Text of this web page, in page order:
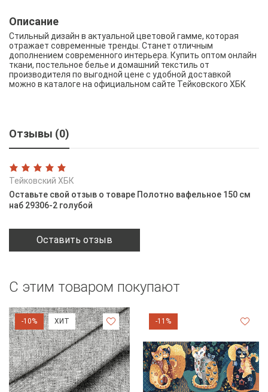
Описание
Стильный дизайн в актуальной цветовой гамме, которая
отражает современные тренды. Станет отличным
дополнением современного интерьера. Купить оптом онлайн
ткани, постельное белье и домашний текстиль от
производителя по выгодной цене с удобной доставкой
можно в каталоге на официальном сайте Тейковского ХБК
Отзывы (0)
Тейковский ХБК
Оставьте свой отзыв о товаре Полотно вафельное 150 см
наб 29306-2 голубой
Оставить отзыв
С этим товаром покупают
-10% ХИТ -11%